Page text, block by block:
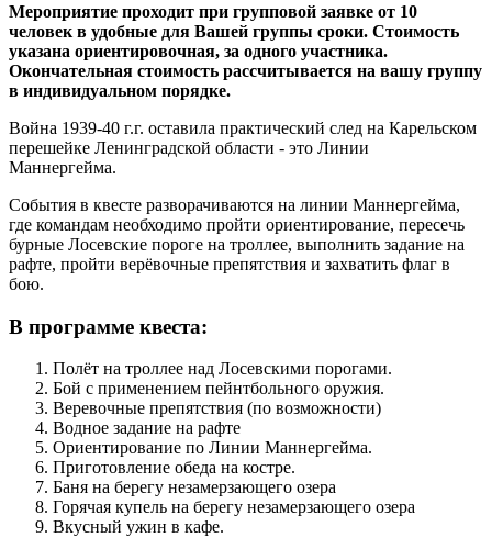
Мероприятие проходит при групповой заявке от 10
человек в удобные для Вашей группы сроки. Стоимость
указана ориентировочная, за одного участника.
Окончательная стоимость рассчитывается на вашу группу
в индивидуальном порядке.
Война 1939-40 г.г. оставила практический след на Карельском
перешейке Ленинградской области - это Линии
Маннергейма.
События в квесте разворачиваются на линии Маннергейма,
где командам необходимо пройти ориентирование, пересечь
бурные Лосевские пороге на троллее, выполнить задание на
рафте, пройти верёвочные препятствия и захватить флаг в
бою.
В программе квеста:
Полёт на троллее над Лосевскими порогами.
Бой с применением пейнтбольного оружия.
Веревочные препятствия (по возможности)
Водное задание на рафте
Ориентирование по Линии Маннергейма.
Приготовление обеда на костре.
Баня на берегу незамерзающего озера
Горячая купель на берегу незамерзающего озера
Вкусный ужин в кафе.